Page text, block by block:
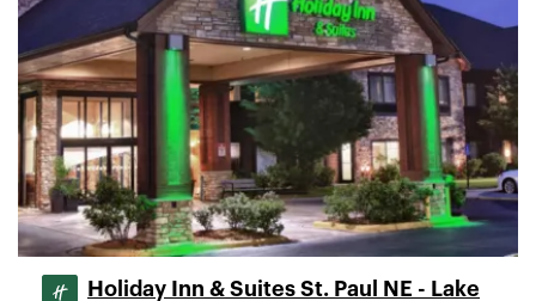
Holiday Inn & Suites St. Paul NE - Lake